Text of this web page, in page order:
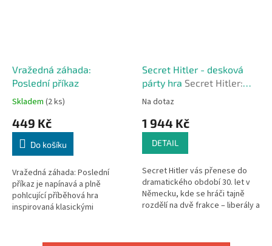
Vražedná záhada:
Poslední příkaz
Skladem (2 ks)
449 Kč
Do košíku
Vražedná záhada: Poslední
příkaz je napínavá a plně
pohlcující příběhová hra
inspirovaná klasickými
se ujme role jedné z...
Secret Hitler - desková
párty hra Secret Hitler:
Dramatická hra plná
Na dotaz
1 944 Kč
DETAIL
Secret Hitler vás přenese do
dramatického období 30. let v
Německu, kde se hráči tajně
rozdělí na dvě frakce – liberály a